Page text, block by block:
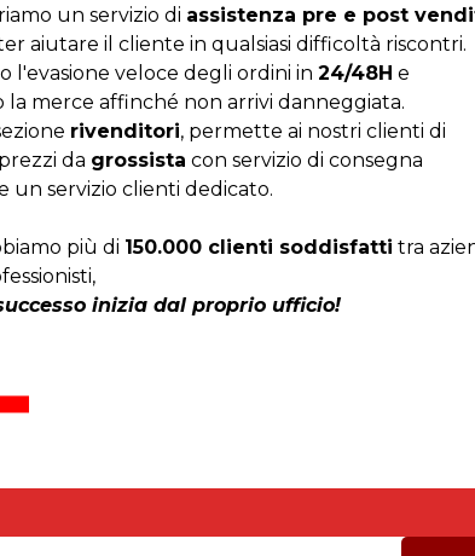
un servizio di assistenza pre e post
aiutare il cliente in qualsiasi difficoltà riscontri.
l'evasione veloce degli ordini in 24/48H e
la merce affinché non arrivi danneggiata.
rivenditori, permette ai nostri clienti di
da grossista con servizio di consegna
un servizio clienti dedicato.
più di 150.000 clienti soddisfatti tra
inizia dal proprio ufficio!